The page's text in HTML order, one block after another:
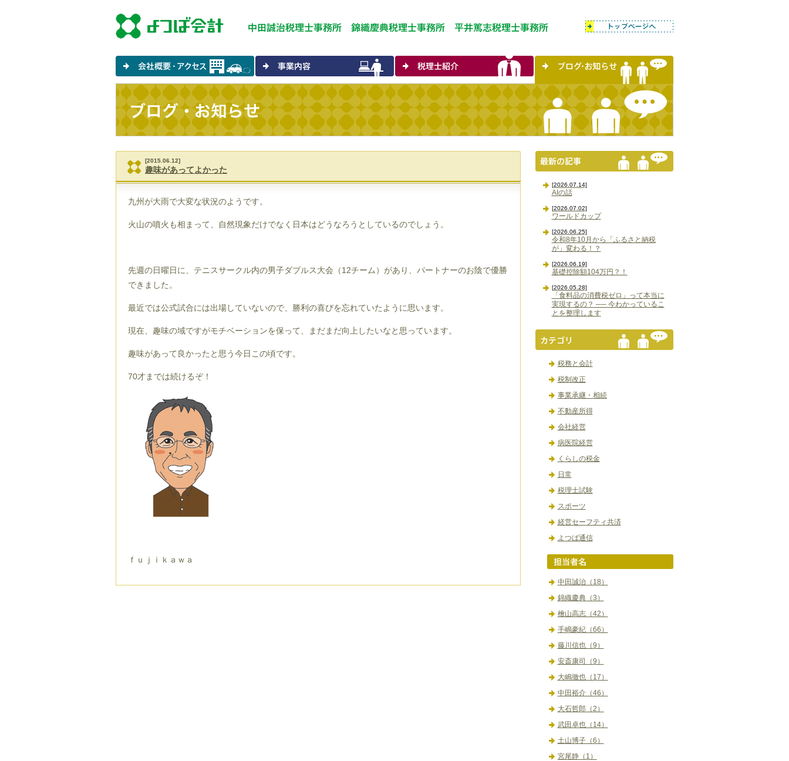
[2015.06.12]
趣味があってよかった
九州が大雨で大変な状況のようです。
火山の噴火も相まって、自然現象だけでなく日本はどうなろうとしているのでしょう。
先週の日曜日に、テニスサークル内の男子ダブルス大会（12チーム）があり、パートナーのお陰で優勝
できました。
最近では公式試合には出場していないので、勝利の喜びを忘れていたように思います。
現在、趣味の域ですがモチベーションを保って、まだまだ向上したいなと思っています。
趣味があって良かったと思う今日この頃です。
70才までは続けるぞ！
ｆｕｊｉｋａｗａ
[2026.07.14]
AIの話
[2026.07.02]
ワールドカップ
[2026.06.25]
令和8年10月から「ふるさと納税
が」変わる！？
[2026.06.19]
基礎控除額104万円？！
[2026.05.28]
「食料品の消費税ゼロ」って本当に
実現するの？ ── 今わかっているこ
とを整理します
税務と会計
税制改正
事業承継・相続
不動産所得
会社経営
病医院経営
くらしの税金
日常
税理士試験
スポーツ
経営セーフティ共済
よつば通信
中田誠治（18）
錦織慶典（3）
檜山高志（42）
手嶋豪紀（66）
藤川信也（9）
安斎康司（9）
大嶋徹也（17）
中田裕介（46）
大石哲郎（2）
武田卓也（14）
土山博子（6）
宮尾静（1）